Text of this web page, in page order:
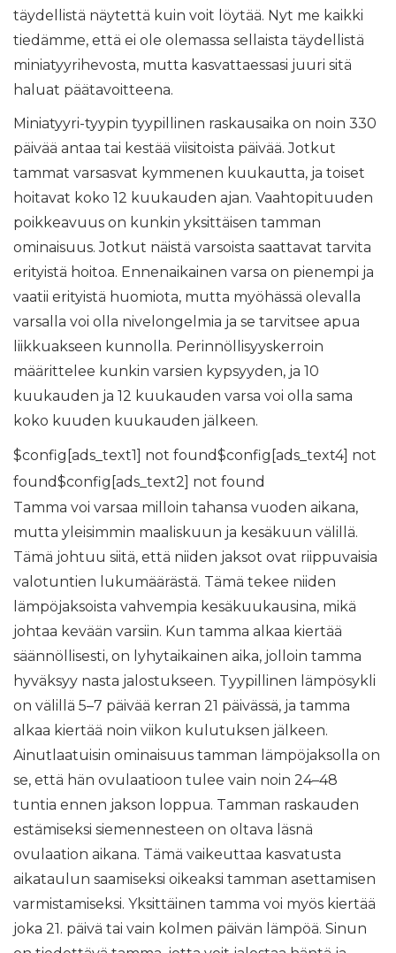
täydellistä näytettä kuin voit löytää. Nyt me kaikki
tiedämme, että ei ole olemassa sellaista täydellistä
miniatyyrihevosta, mutta kasvattaessasi juuri sitä
haluat päätavoitteena.
Miniatyyri-tyypin tyypillinen raskausaika on noin 330
päivää antaa tai kestää viisitoista päivää. Jotkut
tammat varsasvat kymmenen kuukautta, ja toiset
hoitavat koko 12 kuukauden ajan. Vaahtopituuden
poikkeavuus on kunkin yksittäisen tamman
ominaisuus. Jotkut näistä varsoista saattavat tarvita
erityistä hoitoa. Ennenaikainen varsa on pienempi ja
vaatii erityistä huomiota, mutta myöhässä olevalla
varsalla voi olla nivelongelmia ja se tarvitsee apua
liikkuakseen kunnolla. Perinnöllisyyskerroin
määrittelee kunkin varsien kypsyyden, ja 10
kuukauden ja 12 kuukauden varsa voi olla sama
koko kuuden kuukauden jälkeen.
$config[ads_text1] not found$config[ads_text4] not
found$config[ads_text2] not found
Tamma voi varsaa milloin tahansa vuoden aikana,
mutta yleisimmin maaliskuun ja kesäkuun välillä.
Tämä johtuu siitä, että niiden jaksot ovat riippuvaisia ​​
valotuntien lukumäärästä. Tämä tekee niiden
lämpöjaksoista vahvempia kesäkuukausina, mikä
johtaa kevään varsiin. Kun tamma alkaa kiertää
säännöllisesti, on lyhytaikainen aika, jolloin tamma
hyväksyy nasta jalostukseen. Tyypillinen lämpösykli
on välillä 5–7 päivää kerran 21 päivässä, ja tamma
alkaa kiertää noin viikon kulutuksen jälkeen.
Ainutlaatuisin ominaisuus tamman lämpöjaksolla on
se, että hän ovulaatioon tulee vain noin 24–48
tuntia ennen jakson loppua. Tamman raskauden
estämiseksi siemennesteen on oltava läsnä
ovulaation aikana. Tämä vaikeuttaa kasvatusta
aikataulun saamiseksi oikeaksi tamman asettamisen
varmistamiseksi. Yksittäinen tamma voi myös kiertää
joka 21. päivä tai vain kolmen päivän lämpöä. Sinun